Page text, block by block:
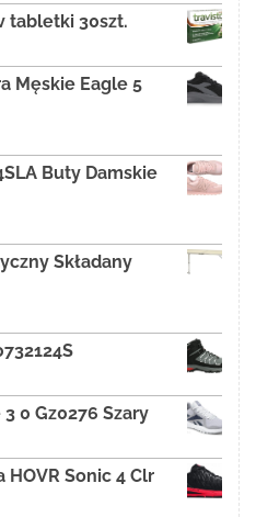
tabletki 30szt.
Męskie Eagle 5
Buty Damskie
Składany
0 Gz0276 Szary
Sonic 4 Clr